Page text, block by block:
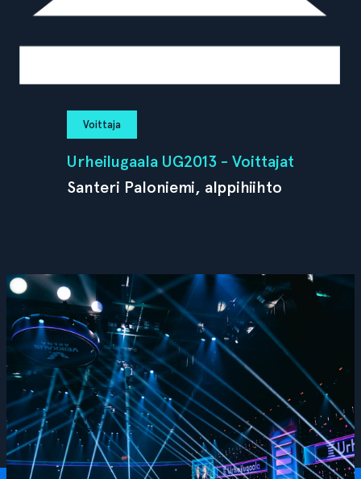
Voittaja
Urheilugaala UG2013 - Voittajat
Santeri Paloniemi, alppihiihto